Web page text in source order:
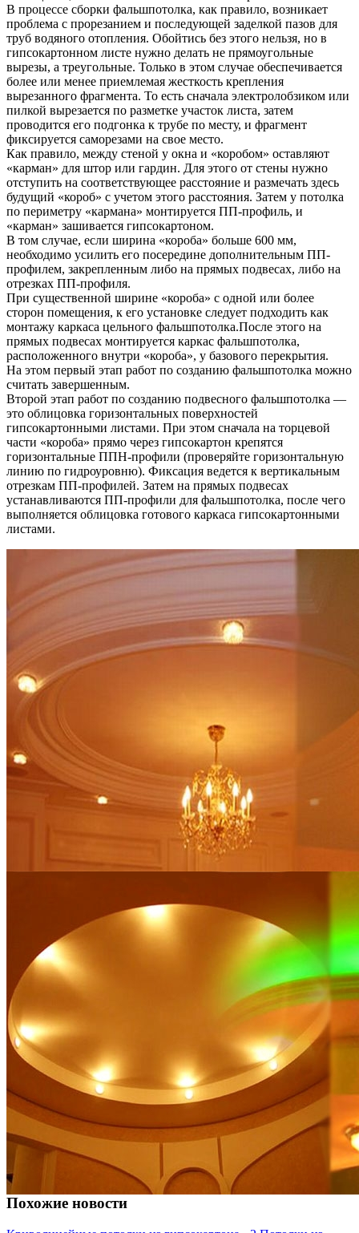
В процессе сборки фальшпотолка, как правило, возникает
проблема с прорезанием и последующей заделкой пазов для
труб водяного отопления. Обойтись без этого нельзя, но в
гипсокартонном листе нужно делать не прямоугольные
вырезы, а треугольные. Только в этом случае обеспечивается
более или менее приемлемая жесткость крепления
вырезанного фрагмента. То есть сначала электролобзиком или
пилкой вырезается по разметке участок листа, затем
проводится его подгонка к трубе по месту, и фрагмент
фиксируется саморезами на свое место.
Как правило, между стеной у окна и «коробом» оставляют
«карман» для штор или гардин. Для этого от стены нужно
отступить на соответствующее расстояние и размечать здесь
будущий «короб» с учетом этого расстояния. Затем у потолка
по периметру «кармана» монтируется ПП-профиль, и
«карман» зашивается гипсокартоном.
В том случае, если ширина «короба» больше 600 мм,
необходимо усилить его посередине дополнительным ПП-
профилем, закрепленным либо на прямых подвесах, либо на
отрезках ПП-профиля.
При существенной ширине «короба» с одной или более
сторон помещения, к его установке следует подходить как
монтажу каркаса цельного фальшпотолка.После этого на
прямых подвесах монтируется каркас фальшпотолка,
расположенного внутри «короба», у базового перекрытия.
На этом первый этап работ по созданию фальшпотолка можно
считать завершенным.
Второй этап работ по созданию подвесного фальшпотолка —
это облицовка горизонтальных поверхностей
гипсокартонными листами. При этом сначала на торцевой
части «короба» прямо через гипсокартон крепятся
горизонтальные ППН-профили (проверяйте горизонтальную
линию по гидроуровню). Фиксация ведется к вертикальным
отрезкам ПП-профилей. Затем на прямых подвесах
устанавливаются ПП-профили для фальшпотолка, после чего
выполняется облицовка готового каркаса гипсокартонными
листами.
Похожие новости